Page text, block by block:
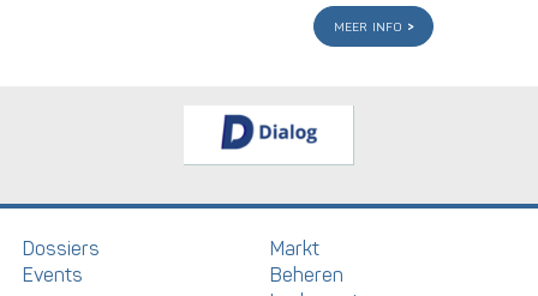
meer info
Dossiers
Events
Markt
Beheren